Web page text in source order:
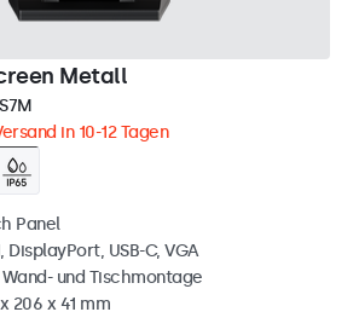
Metall
in 10-12 Tagen
Panel
DisplayPort, USB-C, VGA
und Tischmontage
206 x 41 mm